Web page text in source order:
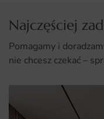
Najczęściej
Pomagamy i
nie chcesz czekać –